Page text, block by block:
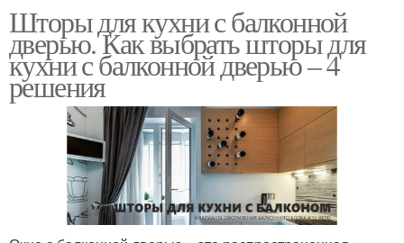
Шторы для кухни с балконной
дверью. Как выбрать шторы для
кухни с балконной дверью – 4
решения